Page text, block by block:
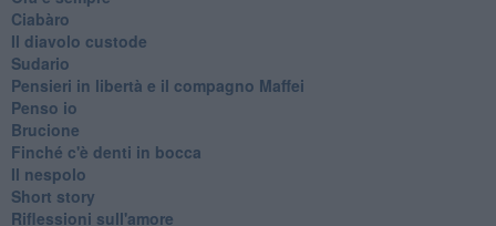
Ciabàro
Il diavolo custode
Sudario
Pensieri in libertà e il compagno Maffei
Penso io
Brucione
Finché c'è denti in bocca
Il nespolo
Short story
Riflessioni sull'amore